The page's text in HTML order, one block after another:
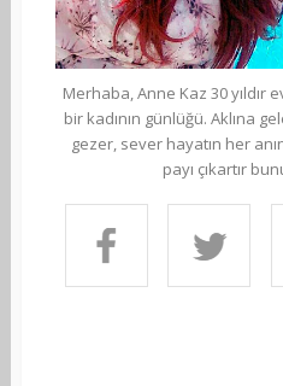
Merhaba, Anne Kaz 30 yıldır
bir kadının günlüğü. Aklına
gezer, sever hayatın her
payı çıkartır